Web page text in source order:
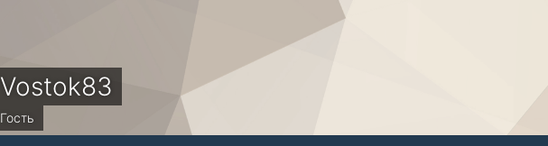
Vostok83
Гость